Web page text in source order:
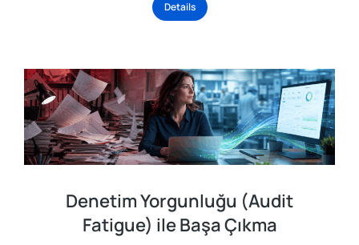
Details
Denetim Yorgunluğu (Audit
Fatigue) ile Başa Çıkma